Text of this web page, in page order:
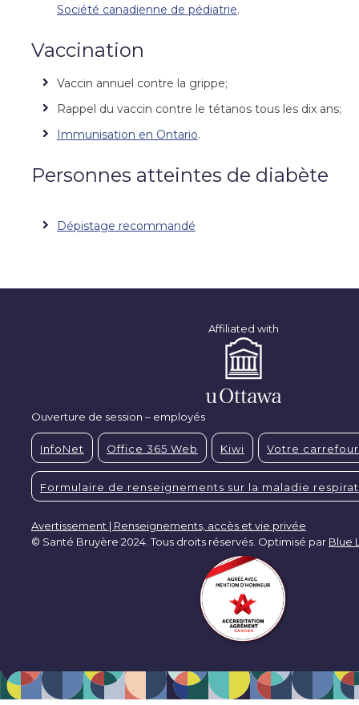
Société canadienne de pédiatrie.
Vaccination
Vaccin annuel contre la grippe;
Rappel du vaccin contre le tétanos tous les dix ans;
Immunisation en Ontario.
Personnes atteintes de diabète
Dépistage recommandé
Affiliated with
Ouverture de session – employés
InfoNet Office 365 Web Kiwi Votre carrefour
Formulaire de renseignements sur la maladie
Avertissement | Renseignements, accès et vie privée
© Santé Bruyère 2024. Tous droits réservés. Optimisé par Blue